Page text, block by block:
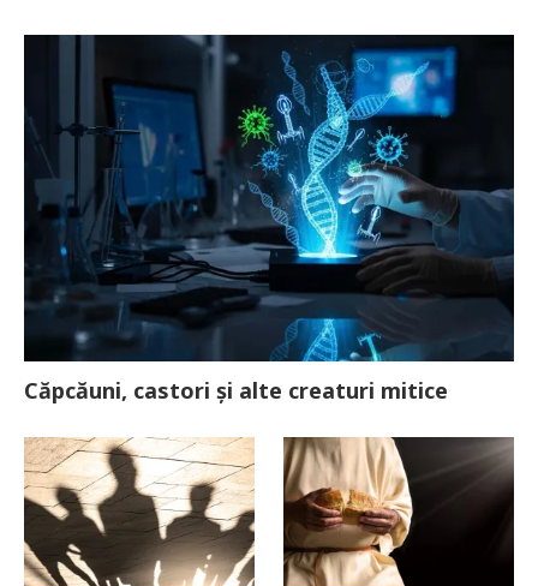
Căpcăuni, castori și alte creaturi mitice